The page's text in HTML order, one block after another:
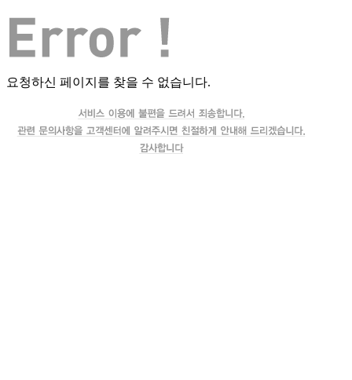
요청하신 페이지를 찾을 수 없습니다.